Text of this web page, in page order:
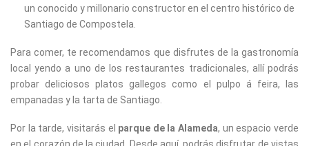
un conocido y millonario constructor en el centro histórico de
Santiago de Compostela.
Para comer, te recomendamos que disfrutes de la gastronomía
local yendo a uno de los restaurantes tradicionales, allí podrás
probar deliciosos platos gallegos como el pulpo á feira, las
empanadas y la tarta de Santiago.
Por la tarde, visitarás el parque de la Alameda, un espacio verde